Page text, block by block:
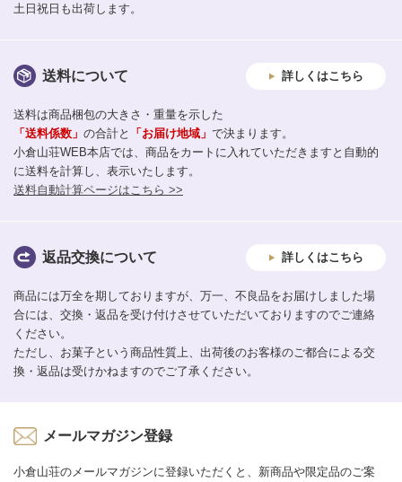
土日祝日も出荷します。
送料について 詳しくはこちら
送料は商品梱包の大きさ・重量を示した
「送料係数」 の合計と 「お届け地域」 で決まります。
小倉山荘WEB本店では、商品をカートに入れていただきますと自動的
に送料を計算し、表示いたします。
送料自動計算ページはこちら >>
返品交換について 詳しくはこちら
商品には万全を期しておりますが、万一、不良品をお届けしました場
合には、交換・返品を受け付けさせていただいておりますのでご連絡
ください。
ただし、お菓子という商品性質上、出荷後のお客様のご都合による交
換・返品は受けかねますのでご了承ください。
メールマガジン登録
小倉山荘のメールマガジンに登録いただくと、新商品や限定品のご案